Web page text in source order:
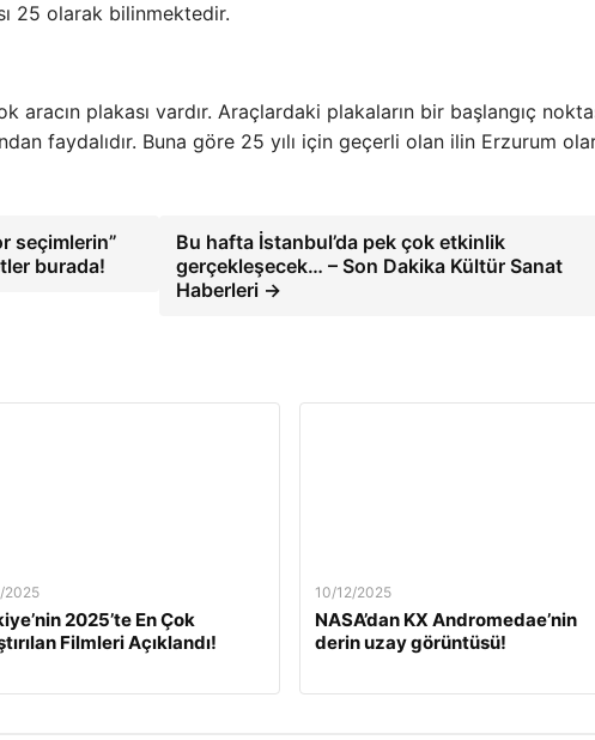
25 olarak bilinmektedir.
plakası vardır. Araçlardaki plakaların bir başlangıç
faydalıdır. Buna göre 25 yılı için geçerli olan ilin Erzurum
seçimlerin”
burada!
Bu hafta İstanbul’da pek çok etkinlik
gerçekleşecek… – Son Dakika Kültür Sanat
Haberleri →
2025
2025’te En Çok
Filmleri Açıklandı!
10/12/2025
NASA’dan KX Andromedae’nin
derin uzay görüntüsü!